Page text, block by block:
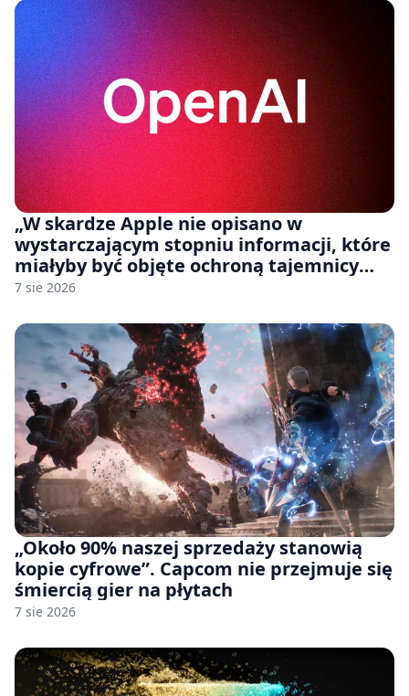
„W skardze Apple nie opisano w
wystarczającym stopniu informacji, które
miałyby być objęte ochroną tajemnicy
handlowej”. OpenAI żąda odrzucenia
7 sie 2026
„Około 90% naszej sprzedaży stanowią
kopie cyfrowe”. Capcom nie przejmuje się
śmiercią gier na płytach
7 sie 2026